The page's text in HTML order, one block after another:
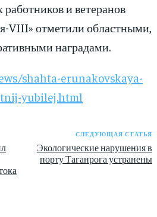
и ветеранов
VIII» отметили областными,
наградами.
shahta-erunakovskaya-
yubilej.html
СЛЕДУЮЩАЯ СТАТЬЯ
Экологические нарушения в
порту Таганрога устранены